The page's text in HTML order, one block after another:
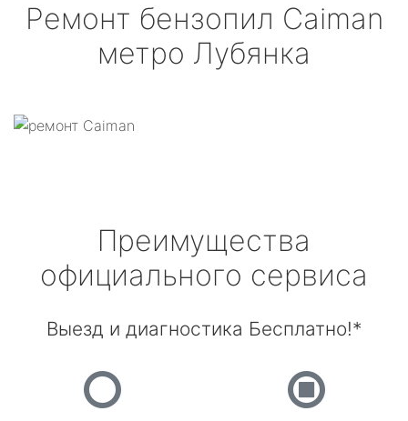
Ремонт бензопил Caiman
метро Лубянка
Преимущества
официального сервиса
Выезд и диагностика Бесплатно!*